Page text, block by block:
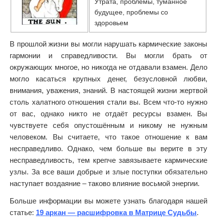
будущее, проблемы со
здоровьем
В прошлой жизни вы могли нарушать кармические законы
гармонии и справедливости. Вы могли брать от
окружающих многое, но никогда не отдавали взамен. Дело
могло касаться крупных денег, безусловной любви,
внимания, уважения, знаний. В настоящей жизни жертвой
столь халатного отношения стали вы. Всем что-то нужно
от вас, однако никто не отдаёт ресурсы взамен. Вы
чувствуете себя опустошённым и никому не нужным
человеком. Вы считаете, что такое отношение к вам
несправедливо. Однако, чем больше вы верите в эту
несправедливость, тем крепче завязываете кармические
узлы. За все ваши добрые и злые поступки обязательно
наступает воздаяние – таково влияние восьмой энергии.
Больше информации вы можете узнать благодаря нашей
статье: 19 аркан — расшифровка в Матрице Судьбы.